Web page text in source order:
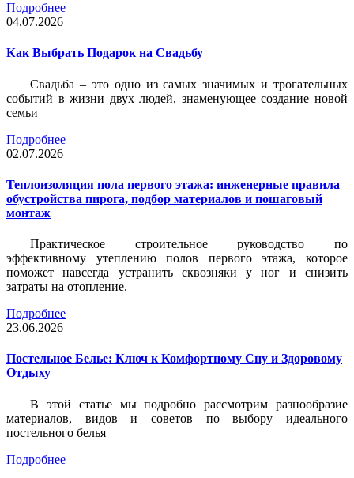
Подробнее
04.07.2026
Как Выбрать Подарок на Свадьбу
Свадьба – это одно из самых значимых и трогательных
событий в жизни двух людей, знаменующее создание новой
семьи
Подробнее
02.07.2026
Теплоизоляция пола первого этажа: инженерные правила
обустройства пирога, подбор материалов и пошаговый
монтаж
Практическое строительное руководство по
эффективному утеплению полов первого этажа, которое
поможет навсегда устранить сквозняки у ног и снизить
затраты на отопление.
Подробнее
23.06.2026
Постельное Белье: Ключ к Комфортному Сну и Здоровому
Отдыху
В этой статье мы подробно рассмотрим разнообразие
материалов, видов и советов по выбору идеального
постельного белья
Подробнее